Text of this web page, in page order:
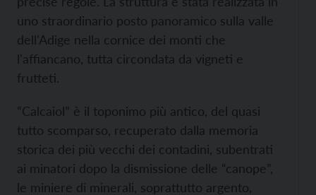
uno straordinario posto panoramico sulla valle
dell'Adige nella cornice dei monti che
l'affiancano, tutta circondata da vigneti e
frutteti.
“Calcaiol” è il toponimo più antico, del quasi
tutto scomparso, recuperato dalla memoria
storica dei più vecchi dei contadini, subentrati
ai minatori dopo la dismissione delle “canope”,
le miniere di minerali, soprattutto argento,